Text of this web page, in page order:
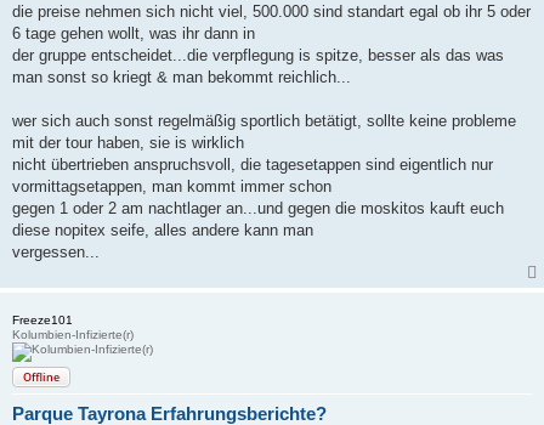
die preise nehmen sich nicht viel, 500.000 sind standart egal ob ihr 5 oder
6 tage gehen wollt, was ihr dann in
der gruppe entscheidet...die verpflegung is spitze, besser als das was
man sonst so kriegt & man bekommt reichlich...
wer sich auch sonst regelmäßig sportlich betätigt, sollte keine probleme
mit der tour haben, sie is wirklich
nicht übertrieben anspruchsvoll, die tagesetappen sind eigentlich nur
vormittagsetappen, man kommt immer schon
gegen 1 oder 2 am nachtlager an...und gegen die moskitos kauft euch
diese nopitex seife, alles andere kann man
vergessen...
Freeze101
Kolumbien-Infizierte(r)
Offline
Parque Tayrona Erfahrungsberichte?